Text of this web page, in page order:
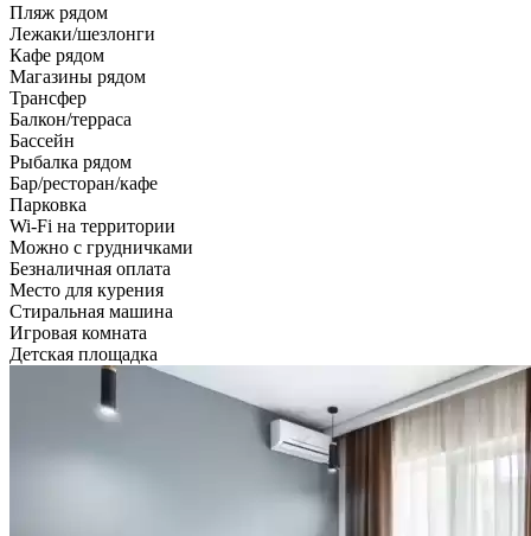
Пляж рядом
Лежаки/шезлонги
Кафе рядом
Магазины рядом
Трансфер
Балкон/терраса
Бассейн
Рыбалка рядом
Бар/ресторан/кафе
Парковка
Wi-Fi на территории
Можно с грудничками
Безналичная оплата
Место для курения
Стиральная машина
Игровая комната
Детская площадка